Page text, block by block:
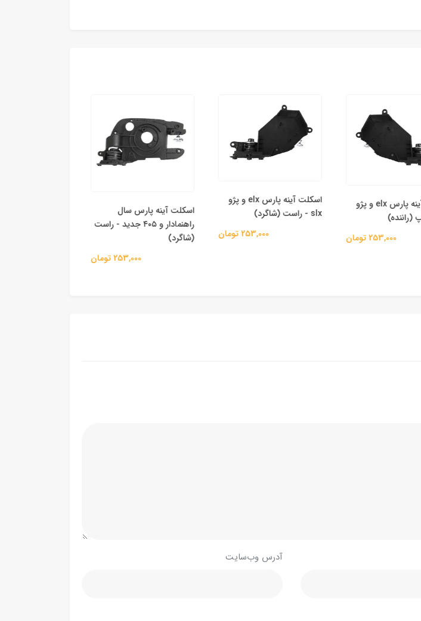
اسکلت آینه پارس elx و پژو
253,000 تومان
اسکلت آینه پارس elx و پژو
slx - راست (شاگرد)
253,000 تومان
اسکلت آینه پارس سال
راهنمادار و ۴۰۵ جدید - راست
(شاگرد)
253,000 تومان
آدرس وب‌سایت